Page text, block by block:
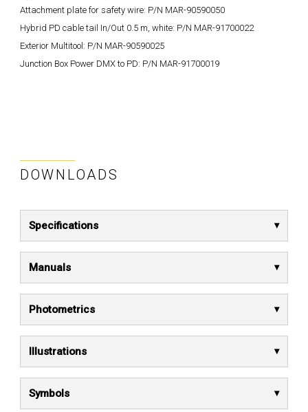
Attachment plate for safety wire: P/N MAR-90590050
Hybrid PD cable tail In/Out 0.5 m, white: P/N MAR-91700022
Exterior Multitool: P/N MAR-90590025
Junction Box Power DMX to PD: P/N MAR-91700019
DOWNLOADS
Specifications
Manuals
Photometrics
Illustrations
Symbols